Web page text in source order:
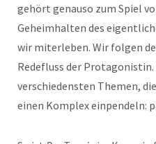
gehört genauso zum Spiel
Geheimhalten des
wir miterleben. Wir folgen
Redefluss der
verschiedensten Themen,
einen Komplex einpendeln: